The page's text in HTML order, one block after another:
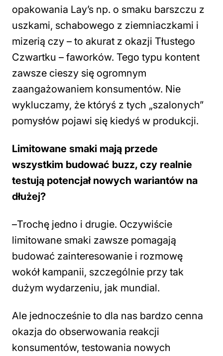
opakowania Lay’s np. o smaku barszczu z
uszkami, schabowego z ziemniaczkami i
mizerią czy – to akurat z okazji Tłustego
Czwartku – faworków. Tego typu kontent
zawsze cieszy się ogromnym
zaangażowaniem konsumentów. Nie
wykluczamy, że któryś z tych „szalonych”
pomysłów pojawi się kiedyś w produkcji.
Limitowane smaki mają przede
wszystkim budować buzz, czy realnie
testują potencjał nowych wariantów na
dłużej?
–Trochę jedno i drugie. Oczywiście
limitowane smaki zawsze pomagają
budować zainteresowanie i rozmowę
wokół kampanii, szczególnie przy tak
dużym wydarzeniu, jak mundial.
Ale jednocześnie to dla nas bardzo cenna
okazja do obserwowania reakcji
konsumentów, testowania nowych